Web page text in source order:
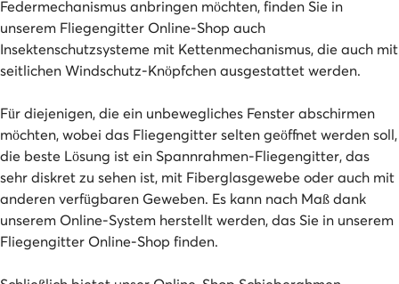
Federmechanismus anbringen möchten, finden Sie in
unserem Fliegengitter Online-Shop auch
Insektenschutzsysteme mit Kettenmechanismus, die auch mit
seitlichen Windschutz-Knöpfchen ausgestattet werden.
Für diejenigen, die ein unbewegliches Fenster abschirmen
möchten, wobei das Fliegengitter selten geöffnet werden soll,
die beste Lösung ist ein Spannrahmen-Fliegengitter, das
sehr diskret zu sehen ist, mit Fiberglasgewebe oder auch mit
anderen verfügbaren Geweben. Es kann nach Maß dank
unserem Online-System herstellt werden, das Sie in unserem
Fliegengitter Online-Shop finden.